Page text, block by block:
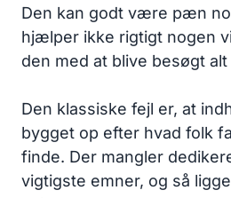
Den kan godt være pæn
hjælper ikke rigtigt nogen
den med at blive besøgt
Den klassiske fejl er, at
bygget op efter hvad folk
finde. Der mangler
vigtigste emner, og så